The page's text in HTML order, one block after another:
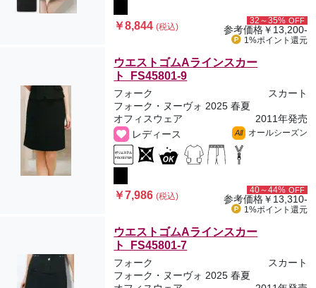
￥8,844(税込)
32～35% OFF
参考価格￥13,200-
1%ポイント 還元
ウエストゴムAラインスカー
ト FS45801-9
フォーク
スカート
フォーク・ヌーヴォ 2025 春夏
オフィスウェア
2011年発売
レディース
All オールシーズン
￥7,986(税込)
40～44% OFF
参考価格￥13,310-
1%ポイント 還元
ウエストゴムAラインスカー
ト FS45801-7
フォーク
スカート
フォーク・ヌーヴォ 2025 春夏